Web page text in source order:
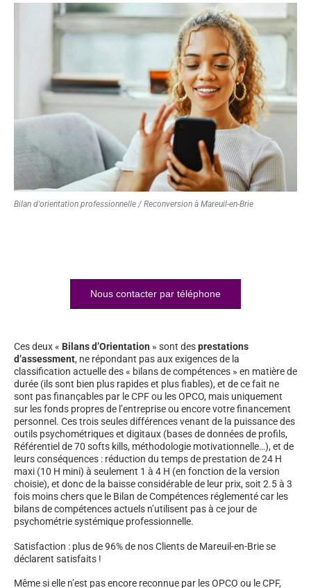
Bilan d'orientation professionnelle / Reconversion à Mareuil-en-Brie
Nous contacter par téléphone
Ces deux « Bilans d’Orientation » sont desprestations
d’assessment, ne répondant pas aux exigences de la
classification actuelle des « bilans de compétences » en matière de
durée (ils sont bien plus rapides et plus fiables), et de ce fait ne
sont pas finançables par le CPF ou les OPCO, mais uniquement
sur les fonds propres de l’entreprise ou encore votre financement
personnel. Ces trois seules différences venant de la puissance des
outils psychométriques et digitaux (bases de données de profils,
Référentiel de 70 softs kills, méthodologie motivationnelle…), et de
leurs conséquences : réduction du temps de prestation de 24 H
maxi (10 H mini) à seulement 1 à 4 H (en fonction de la version
choisie), et donc de la baisse considérable de leur prix, soit 2.5 à 3
fois moins chers que le Bilan de Compétences réglementé car les
bilans de compétences actuels n’utilisent pas à ce jour de
psychométrie systémique professionnelle.
Satisfaction : plus de 96% de nos Clients de Mareuil-en-Brie se
déclarent satisfaits !
Même si elle n’est pas encore reconnue par les OPCO ou le CPF,